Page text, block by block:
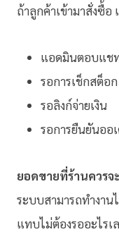
ถ้าลูกค้าเข้ามาสั่งซื้อ
แอดมินตอบแช
รอการเช็กสต็อก
รอลิงก์จ่ายเงิน
รอการยืนยันออ
ยอดขายที่ร้านควร
ระบบสามารถทำงา
แทบไม่ต้องรออะไรเ